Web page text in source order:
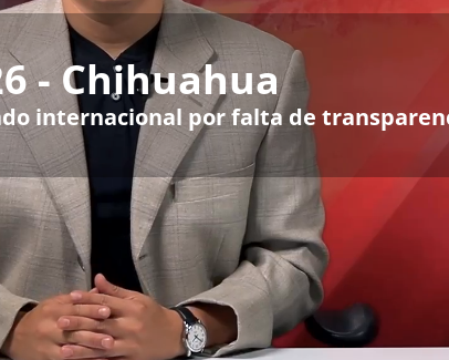
- Chihuahua
internacional por falta de